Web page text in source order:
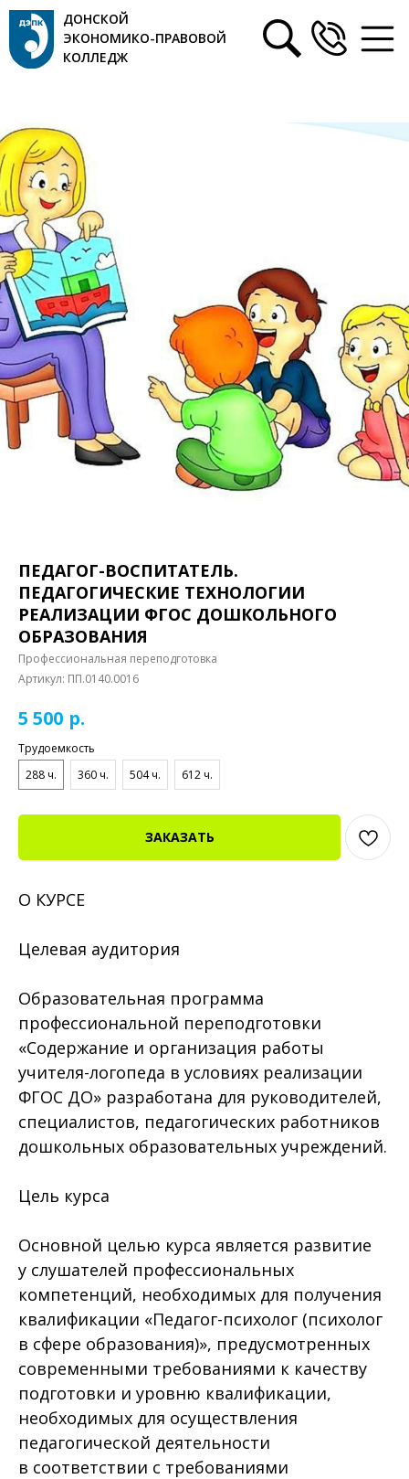
ДОНСКОЙ
ЭКОНОМИКО-ПРАВОВОЙ
КОЛЛЕДЖ
ПЕДАГОГ-ВОСПИТАТЕЛЬ.
ПЕДАГОГИЧЕСКИЕ ТЕХНОЛОГИИ
РЕАЛИЗАЦИИ ФГОС ДОШКОЛЬНОГО
ОБРАЗОВАНИЯ
Профессиональная переподготовка
Артикул: ПП.0140.0016
5 500 р.
Трудоемкость
288 ч.
360 ч. 504 ч. 612 ч.
ЗАКАЗАТЬ
О КУРСЕ
Целевая аудитория
Образовательная программа
профессиональной переподготовки
«Содержание и организация работы
учителя-логопеда в условиях реализации
ФГОС ДО» разработана для руководителей,
специалистов, педагогических работников
дошкольных образовательных учреждений.
Цель курса
Основной целью курса является развитие
у слушателей профессиональных
компетенций, необходимых для получения
квалификации «Педагог-психолог (психолог
в сфере образования)», предусмотренных
современными требованиями к качеству
подготовки и уровню квалификации,
необходимых для осуществления
педагогической деятельности
в соответствии с требованиями